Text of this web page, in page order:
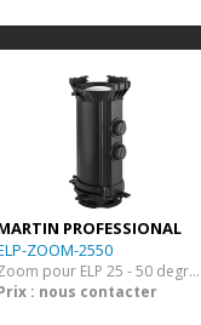
PROFESSIONAL
ZOOM-2550
Zoom pour ELP 25 - 50 degrés
: nous contacter